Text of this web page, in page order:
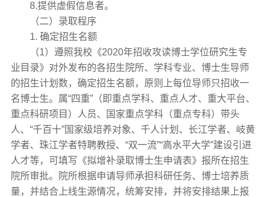
8.提供虚假信息者。
（二）录取程序
1. 确定招生名额
（1）遵照我校《2020年招收攻读博士学位研究生专
业目录》对外发布的各招生院所、学科专业、博士生导师
的招生计划数，确定招生名额，原则上每位导师只招收一
名博士生。属“四重”（即重点学科、重点人才、重大平台、
重点科研项目）人员、国家重点学科（重点专科）带头
人、“千百十”国家级培养对象、千人计划、长江学者、岐黄
学者、珠江学者特聘教授、“双一流”“高水平大学”建设引进
人才等，可填写《拟增补录取博士生申请表》报所在招生
院所审批。院所根据申请导师承担科研任务、博士培养质
量，并结合上线生源情况，统筹安排，并将安排结果上报